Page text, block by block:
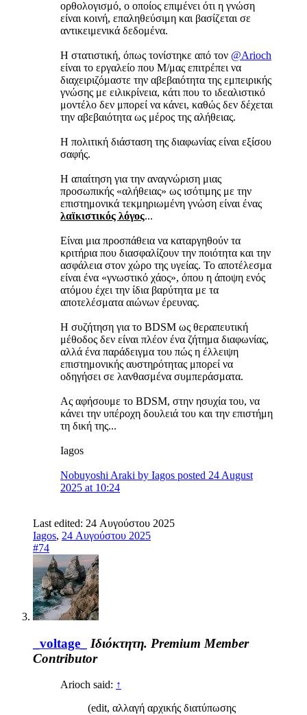
ορθολογισμό, ο οποίος επιμένει ότι η γνώση
είναι κοινή, επαληθεύσιμη και βασίζεται σε
αντικειμενικά δεδομένα.
Η στατιστική, όπως τονίστηκε από τον @Arioch
είναι το εργαλείο που Μ/μας επιτρέπει να
διαχειριζόμαστε την αβεβαιότητα της εμπειρικής
γνώσης με ειλικρίνεια, κάτι που το ιδεαλιστικό
μοντέλο δεν μπορεί να κάνει, καθώς δεν δέχεται
την αβεβαιότητα ως μέρος της αλήθειας.
Η πολιτική διάσταση της διαφωνίας είναι εξίσου
σαφής.
Η απαίτηση για την αναγνώριση μιας
προσωπικής «αλήθειας» ως ισότιμης με την
επιστημονικά τεκμηριωμένη γνώση είναι ένας
λαϊκιστικός λόγος...
Είναι μια προσπάθεια να καταργηθούν τα
κριτήρια που διασφαλίζουν την ποιότητα και την
ασφάλεια στον χώρο της υγείας. Το αποτέλεσμα
είναι ένα «γνωστικό χάος», όπου η άποψη ενός
ατόμου έχει την ίδια βαρύτητα με τα
αποτελέσματα αιώνων έρευνας.
Η συζήτηση για το BDSM ως θεραπευτική
μέθοδος δεν είναι πλέον ένα ζήτημα διαφωνίας,
αλλά ένα παράδειγμα του πώς η έλλειψη
επιστημονικής αυστηρότητας μπορεί να
οδηγήσει σε λανθασμένα συμπεράσματα.
Ας αφήσουμε το BDSM, στην ησυχία του, να
κάνει την υπέροχη δουλειά του και την επιστήμη
τη δική της...
Iagos
Nobuyoshi Araki by Iagos posted 24 August
2025 at 10:24
Last edited: 24 Αυγούστου 2025
Iagos, 24 Αυγούστου 2025
#74
_voltage_ Ιδιόκτητη. Premium Member
Contributor
Arioch said: ↑
(edit, αλλαγή αρχικής διατύπωσης